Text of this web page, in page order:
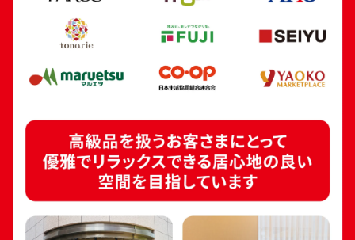
18金 (K18) イヤリング
18金 (K18) コンビ
ング
1.8g